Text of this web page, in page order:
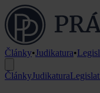
Články•Judikatura•
ČlánkyJudikatura